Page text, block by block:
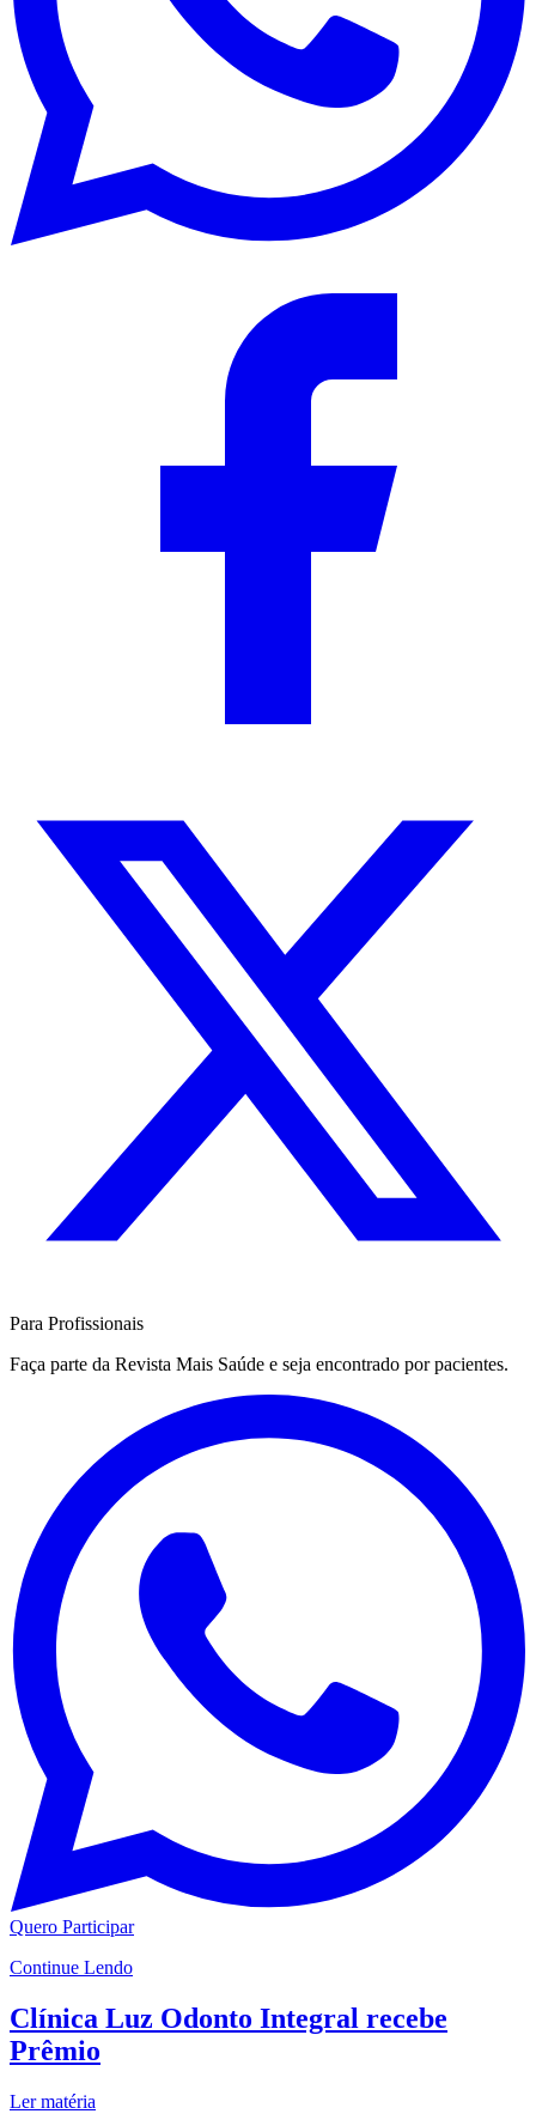
Para Profissionais
Faça parte da Revista Mais Saúde e seja encontrado por pacientes.
Quero Participar
Continue Lendo
Clínica Luz Odonto Integral recebe
Prêmio
Ler matéria